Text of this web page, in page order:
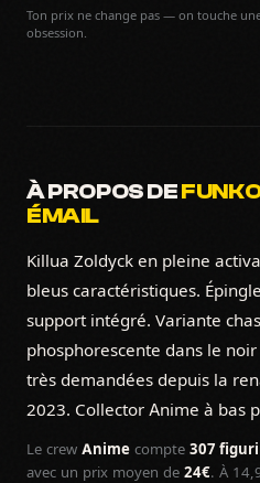
Ton prix ne change pas — on touche
obsession.
À PROPOS DE
ÉMAIL
Killua Zoldyck en pleine
bleus caractéristiques.
support intégré. Variante
phosphorescente dans le
très demandées depuis la
2023. Collector Anime à bas
Le crew Anime compte 307
avec un prix moyen de 24€. À